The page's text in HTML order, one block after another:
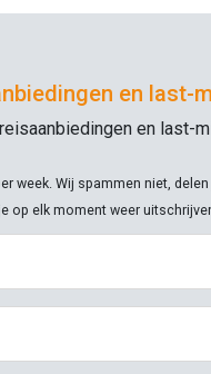
discussie meer over te
en last-
en last-
week. Wij spammen niet,
op elk moment weer